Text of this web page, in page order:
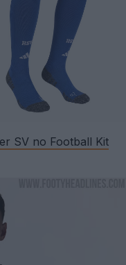
SV no Football Kit